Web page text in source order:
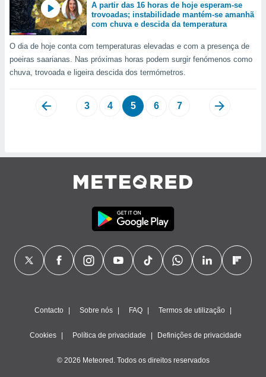
A partir das 16 horas de hoje esperam-se
trovoadas; instabilidade mantém-se amanhã
com chuva e descida da temperatura
O dia de hoje conta com temperaturas elevadas e com a presença de
poeiras saarianas. Nas próximas horas podem surgir fenómenos como
chuva, trovoada e ligeira descida dos termómetros.
3 4 5 6 7
Contacto Sobre nós FAQ Termos de utilização
Cookies Política de privacidade Definições de privacidade
© 2026 Meteored. Todos os direitos reservados